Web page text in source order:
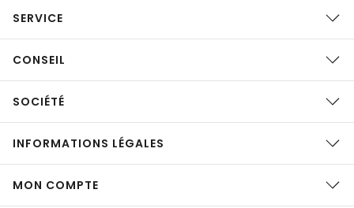
SERVICE
CONSEIL
SOCIÉTÉ
INFORMATIONS LÉGALES
MON COMPTE